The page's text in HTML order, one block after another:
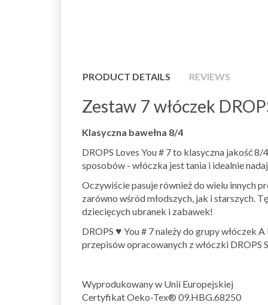
PRODUCT DETAILS REVIEWS
Zestaw 7 włóczek
Klasyczna bawełna 8/4
DROPS Loves You # 7 to klasyczna jakość
sposobów - włóczka jest tania i idealnie
Oczywiście pasuje również do wielu innych
zarówno wśród młodszych, jak i starszych.
dziecięcych ubranek i zabawek!
DROPS ♥ You # 7 należy do grupy włóczek
przepisów opracowanych z włóczki DROPS
Wyprodukowany w Unii Europejskiej
Certyfikat Oeko-Tex® 09.HBG.68250